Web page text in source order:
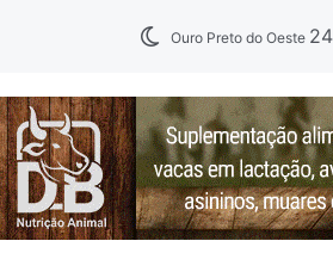
Ouro Preto do Oeste